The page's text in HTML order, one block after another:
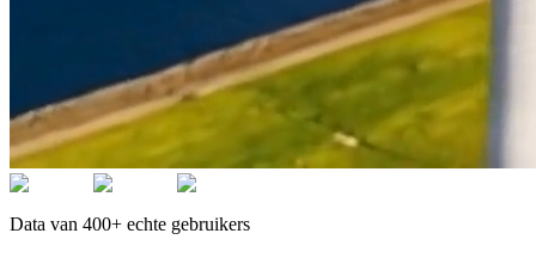
Data van 400+ echte gebruikers